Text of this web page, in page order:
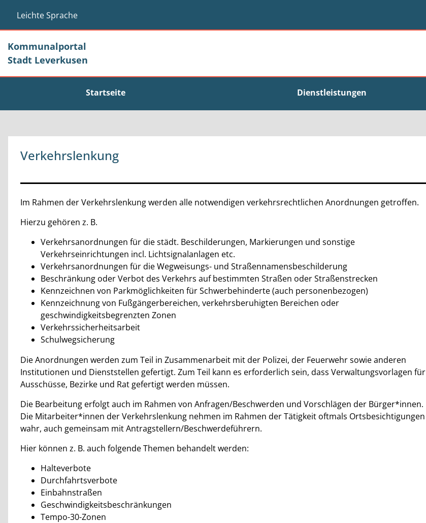
Zum Hauptinhalt springen
Leichte Sprache
Kommunalportal
Stadt Leverkusen
Startseite Dienstleistungen
Verkehrslenkung
Beschreibung
Im Rahmen der Verkehrslenkung werden alle notwendigen verkehrsrechtlichen Anordnungen getroffen.
Hierzu gehören z. B.
Verkehrsanordnungen für die städt. Beschilderungen, Markierungen und sonstige
Verkehrseinrichtungen incl. Lichtsignalanlagen etc.
Verkehrsanordnungen für die Wegweisungs- und Straßennamensbeschilderung
Beschränkung oder Verbot des Verkehrs auf bestimmten Straßen oder Straßenstrecken
Kennzeichnen von Parkmöglichkeiten für Schwerbehinderte (auch personenbezogen)
Kennzeichnung von Fußgängerbereichen, verkehrsberuhigten Bereichen oder
geschwindigkeitsbegrenzten Zonen
Verkehrssicherheitsarbeit
Schulwegsicherung
Die Anordnungen werden zum Teil in Zusammenarbeit mit der Polizei, der Feuerwehr sowie anderen
Institutionen und Dienststellen gefertigt. Zum Teil kann es erforderlich sein, dass Verwaltungsvorlagen für
Ausschüsse, Bezirke und Rat gefertigt werden müssen.
Die Bearbeitung erfolgt auch im Rahmen von Anfragen/Beschwerden und Vorschlägen der Bürger*innen.
Die Mitarbeiter*innen der Verkehrslenkung nehmen im Rahmen der Tätigkeit oftmals Ortsbesichtigungen
wahr, auch gemeinsam mit Antragstellern/Beschwerdeführern.
Hier können z. B. auch folgende Themen behandelt werden:
Halteverbote
Durchfahrtsverbote
Einbahnstraßen
Geschwindigkeitsbeschränkungen
Tempo-30-Zonen